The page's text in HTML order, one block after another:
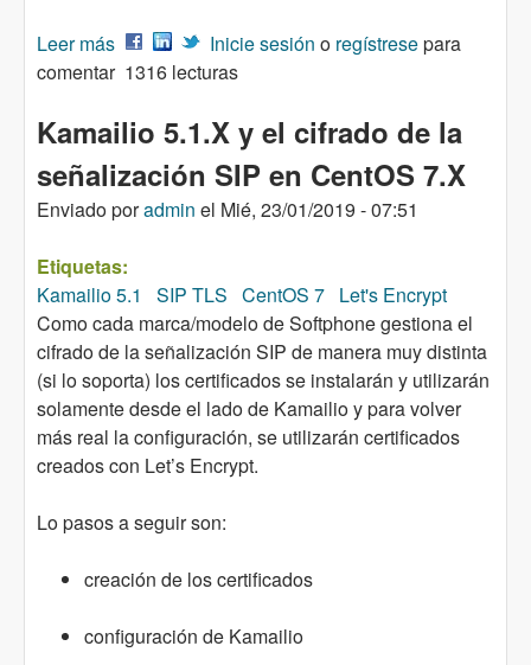
Leer más sobre BigBlueButton: problema con la
visualización de las diapositivas
Inicie sesión o regístresepara
comentar 1316 lecturas
Kamailio 5.1.X y el cifrado de la
señalización SIP en CentOS 7.X
Enviado poradmin el Mié, 23/01/2019 - 07:51
Etiquetas:
Kamailio 5.1
SIP TLS CentOS 7 Let's Encrypt
Como cada marca/modelo de Softphone gestiona el
cifrado de la señalización SIP de manera muy distinta
(si lo soporta) los certificados se instalarán y utilizarán
solamente desde el lado de Kamailio y para volver
más real la configuración, se utilizarán certificados
creados con Let’s Encrypt.
Lo pasos a seguir son:
creación de los certificados
configuración de Kamailio